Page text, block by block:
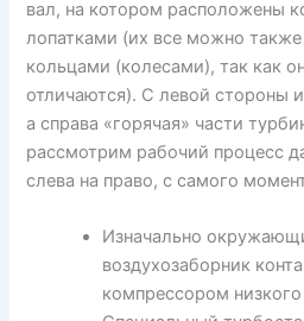
вал, на котором расположены
лопатками (их все можно
кольцами (колесами), так как
отличаются). С левой стороны
а справа «горячая» части
рассмотрим рабочий процесс
слева на право, с самого
Изначально
воздухозаборник
компрессором